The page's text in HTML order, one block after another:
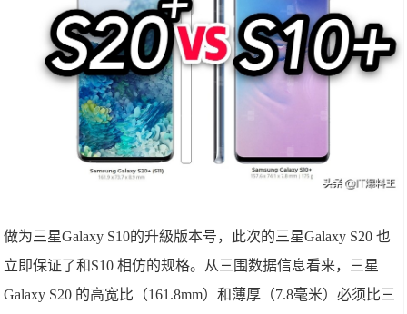
做为三星Galaxy S10的升級版本号，此次的三星Galaxy S20 也
立即保证了和S10 相仿的规格。从三围数据信息看来，三星
Galaxy S20 的高宽比（161.8mm）和薄厚（7.8毫米）必须比三